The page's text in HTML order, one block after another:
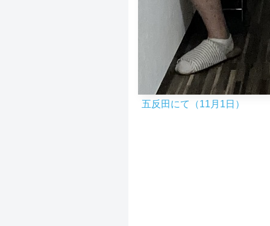
五反田にて（11月1日）